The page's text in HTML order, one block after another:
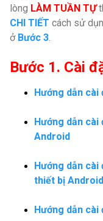
lòng LÀM TUẦN TỰ
CHI TIẾT cách sử
ở Bước 3.
Bước 1. Cài
Hướng dẫn
Hướng dẫn
Android
Hướng dẫn
thiết bị Android
Hướng dẫn cài